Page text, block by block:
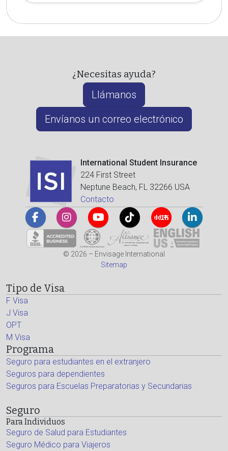
¿Necesitas ayuda?
Llámanos
Envíanos un correo electrónico
International Student Insurance
224 First Street
Neptune Beach, FL 32266 USA
Contacto
© 2026 – Envisage International
Sitemap
Tipo de Visa
F Visa
J Visa
OPT
M Visa
Programa
Seguro para estudiantes en el extranjero
Seguros para dependientes
Seguros para Escuelas Preparatorias y Secundarias
Seguro
Para Individuos
Seguro de Salud para Estudiantes
Seguro Médico para Viajeros